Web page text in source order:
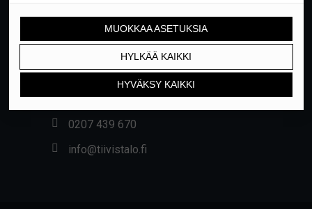
YHTEYSTIEDOT
Yrittäjäntie 24, 01800 KLAUKKALA
0207 439 670
info@tiivistalo.fi